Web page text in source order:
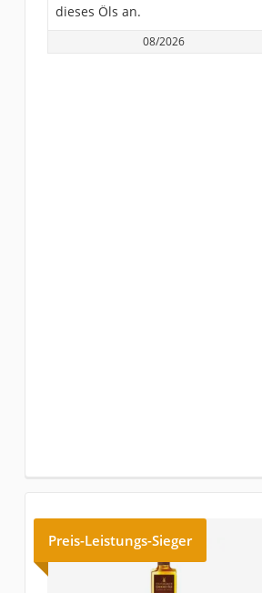
dieses Öls an.
08/2026
Preis-Leistungs-Sieger